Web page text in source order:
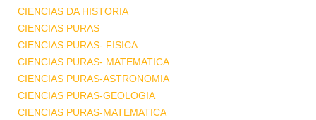
CIENCIAS DA HISTORIA
CIENCIAS PURAS
CIENCIAS PURAS- FISICA
CIENCIAS PURAS- MATEMATICA
CIENCIAS PURAS-ASTRONOMIA
CIENCIAS PURAS-GEOLOGIA
CIENCIAS PURAS-MATEMATICA